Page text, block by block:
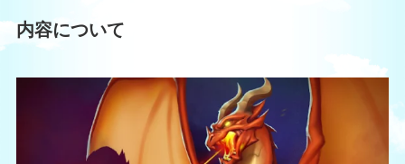
内容について